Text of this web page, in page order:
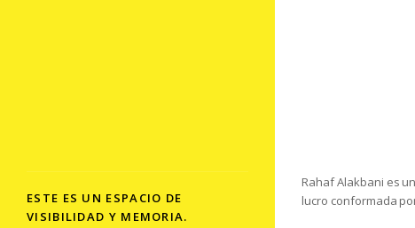
ESTE ES UN ESPACIO DE
VISIBILIDAD Y MEMORIA.
Rahaf Alakbani es
lucro conformada